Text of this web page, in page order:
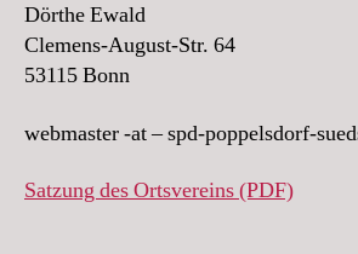
Dörthe Ewald
Clemens-August-Str. 64
53115 Bonn
webmaster -at – spd-poppelsdorf-
Satzung des Ortsvereins (PDF)